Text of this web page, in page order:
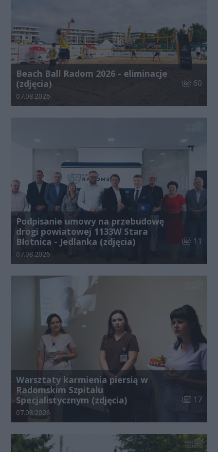
Beach Ball Radom 2026 - eliminacje
(zdjęcia)
Liczba
60
Data dodania galerii:
07.08.2026
Podpisanie umowy na przebudowę
drogi powiatowej 1133W Stara
Błotnica - Jedlanka (zdjęcia)
Liczba
11
Data dodania galerii:
07.08.2026
Warsztaty karmienia piersią w
Radomskim Szpitalu
Specjalistycznym (zdjęcia)
Liczba
17
Data dodania galerii:
07.08.2026